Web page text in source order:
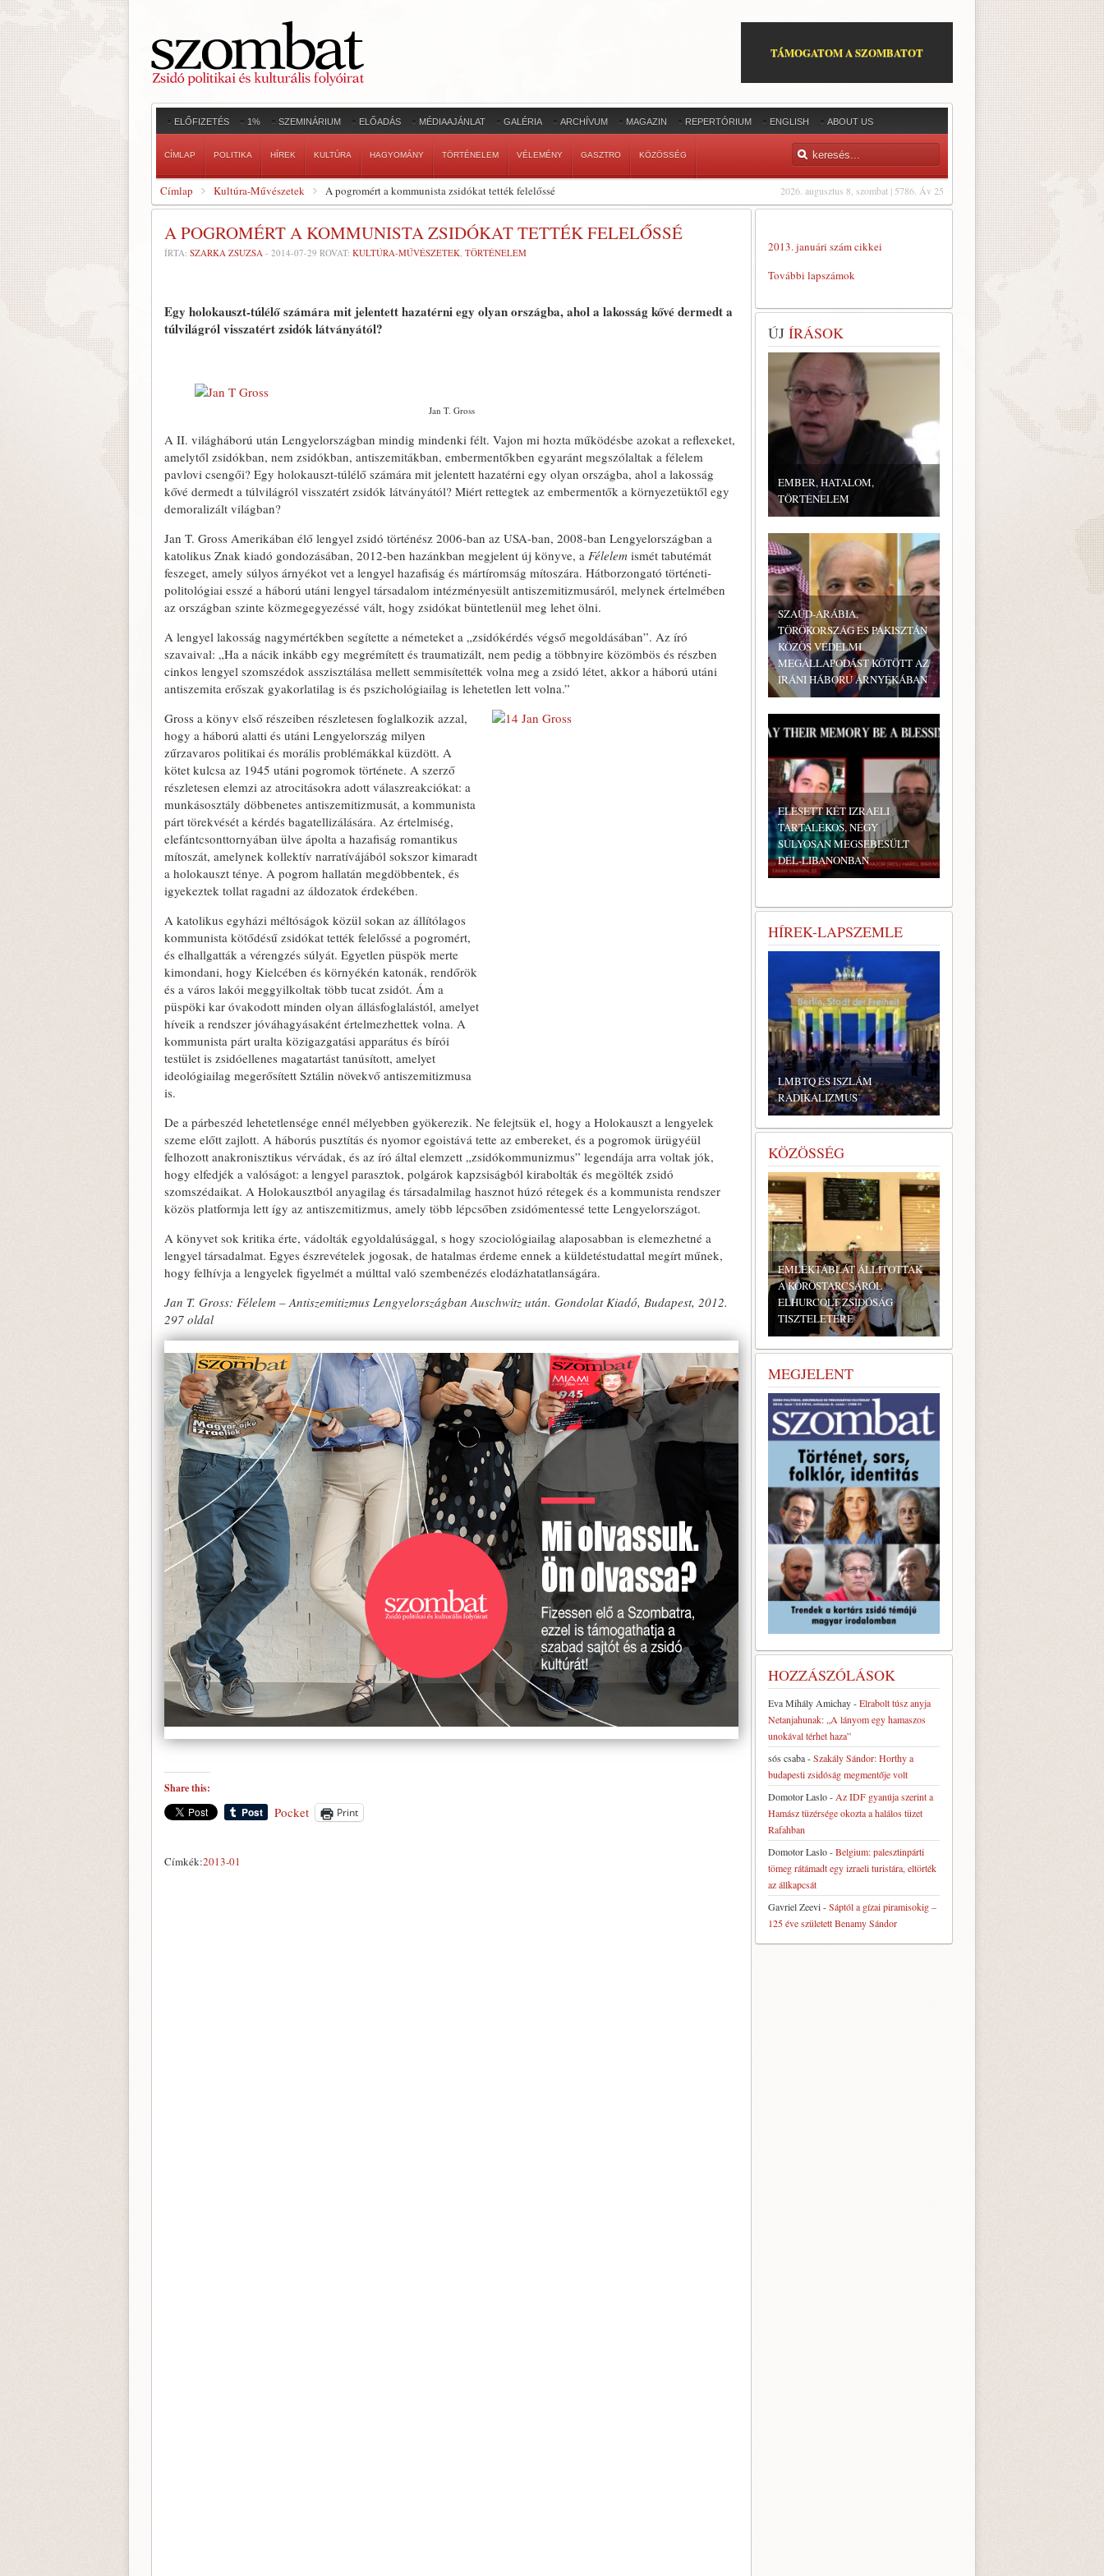
TÁMOGATOM A SZOMBATOT
ELŐFIZETÉS 1% SZEMINÁRIUM ELŐADÁS MÉDIAAJÁNLAT GALÉRIA ARCHÍVUM MAGAZIN REPERTÓRIUM ENGLISH ABOUT US
CÍMLAP POLITIKA HÍREK KULTÚRA HAGYOMÁNY TÖRTÉNELEM VÉLEMÉNY GASZTRO KÖZÖSSÉG
2026. augusztus 8, szombat | 5786. Áv 25
Címlap Kultúra-Művészetek A pogromért a kommunista zsidókat tették felelőssé
A POGROMÉRT A KOMMUNISTA ZSIDÓKAT TETTÉK FELELŐSSÉ
ÍRTA: SZARKA ZSUZSA - 2014-07-29 ROVAT: KULTÚRA-MŰVÉSZETEK, TÖRTÉNELEM
Egy holokauszt-túlélő számára mit jelentett hazatérni egy olyan országba, ahol a lakosság kővé dermedt a
túlvilágról visszatért zsidók látványától?
Jan T. Gross
A II. világháború után Lengyelországban mindig mindenki félt. Vajon mi hozta működésbe azokat a reflexeket,
amelytől zsidókban, nem zsidókban, antiszemitákban, embermentőkben egyaránt megszólaltak a félelem
pavlovi csengői? Egy holokauszt-túlélő számára mit jelentett hazatérni egy olyan országba, ahol a lakosság
kővé dermedt a túlvilágról visszatért zsidók látványától? Miért rettegtek az embermentők a környezetüktől egy
demoralizált világban?
Jan T. Gross Amerikában élő lengyel zsidó történész 2006-ban az USA-ban, 2008-ban Lengyelországban a
katolikus Znak kiadó gondozásában, 2012-ben hazánkban megjelent új könyve, a Félelem ismét tabutémát
feszeget, amely súlyos árnyékot vet a lengyel hazafiság és mártíromság mítoszára. Hátborzongató történeti-
politológiai esszé a háború utáni lengyel társadalom intézményesült antiszemitizmusáról, melynek értelmében
az országban szinte közmegegyezéssé vált, hogy zsidókat büntetlenül meg lehet ölni.
A lengyel lakosság nagymértékben segítette a németeket a „zsidókérdés végső megoldásában”. Az író
szavaival: „Ha a nácik inkább egy megrémített és traumatizált, nem pedig a többnyire közömbös és részben
cinkos lengyel szomszédok asszisztálása mellett semmisítették volna meg a zsidó létet, akkor a háború utáni
antiszemita erőszak gyakorlatilag is és pszichológiailag is lehetetlen lett volna.”
Gross a könyv első részeiben részletesen foglalkozik azzal,
hogy a háború alatti és utáni Lengyelország milyen
zűrzavaros politikai és morális problémákkal küzdött. A
kötet kulcsa az 1945 utáni pogromok története. A szerző
részletesen elemzi az atrocitásokra adott válaszreakciókat: a
munkásosztály döbbenetes antiszemitizmusát, a kommunista
párt törekvését a kérdés bagatellizálására. Az értelmiség,
elefántcsonttornyában ülve ápolta a hazafiság romantikus
mítoszát, amelynek kollektív narratívájából sokszor kimaradt
a holokauszt ténye. A pogrom hallatán megdöbbentek, és
igyekeztek tollat ragadni az áldozatok érdekében.
A katolikus egyházi méltóságok közül sokan az állítólagos
kommunista kötődésű zsidókat tették felelőssé a pogromért,
és elhallgatták a vérengzés súlyát. Egyetlen püspök merte
kimondani, hogy Kielcében és környékén katonák, rendőrök
és a város lakói meggyilkoltak több tucat zsidót. Ám a
püspöki kar óvakodott minden olyan állásfoglalástól, amelyet
híveik a rendszer jóváhagyásaként értelmezhettek volna. A
kommunista párt uralta közigazgatási apparátus és bírói
testület is zsidóellenes magatartást tanúsított, amelyet
ideológiailag megerősített Sztálin növekvő antiszemitizmusa
is.
De a párbeszéd lehetetlensége ennél mélyebben gyökerezik. Ne felejtsük el, hogy a Holokauszt a lengyelek
szeme előtt zajlott. A háborús pusztítás és nyomor egoistává tette az embereket, és a pogromok ürügyéül
felhozott anakronisztikus vérvádak, és az író által elemzett „zsidókommunizmus” legendája arra voltak jók,
hogy elfedjék a valóságot: a lengyel parasztok, polgárok kapzsiságból kirabolták és megölték zsidó
szomszédaikat. A Holokausztból anyagilag és társadalmilag hasznot húzó rétegek és a kommunista rendszer
közös platformja lett így az antiszemitizmus, amely több lépcsőben zsidómentessé tette Lengyelországot.
A könyvet sok kritika érte, vádolták egyoldalúsággal, s hogy szociológiailag alaposabban is elemezhetné a
lengyel társadalmat. Egyes észrevételek jogosak, de hatalmas érdeme ennek a küldetéstudattal megírt műnek,
hogy felhívja a lengyelek figyelmét a múlttal való szembenézés elodázhatatlanságára.
Jan T. Gross: Félelem – Antiszemitizmus Lengyelországban Auschwitz után. Gondolat Kiadó, Budapest, 2012.
297 oldal
Share this:
Pocket Print
Címkék:2013-01
2013. januári szám cikkei
További lapszámok
ÚJ ÍRÁSOK
EMBER, HATALOM,
TÖRTÉNELEM
SZAÚD-ARÁBIA,
TÖRÖKORSZÁG ÉS PAKISZTÁN
KÖZÖS VÉDELMI
MEGÁLLAPODÁST KÖTÖTT AZ
IRÁNI HÁBORÚ ÁRNYÉKÁBAN
ELESETT KÉT IZRAELI
TARTALÉKOS, NÉGY
SÚLYOSAN MEGSEBESÜLT
DÉL-LIBANONBAN
HÍREK-LAPSZEMLE
LMBTQ ÉS ISZLÁM
RADIKALIZMUS
KÖZÖSSÉG
EMLÉKTÁBLÁT ÁLLÍTOTTAK
A KÖRÖSTARCSÁRÓL
ELHURCOLT ZSIDÓSÁG
TISZTELETÉRE
MEGJELENT
HOZZÁSZÓLÁSOK
Eva Mihály Amichay-Elrabolt túsz anyja
Netanjahunak: „A lányom egy hamaszos
unokával térhet haza”
sós csaba-Szakály Sándor: Horthy a
budapesti zsidóság megmentője volt
Domotor Laslo- Az IDF gyanúja szerint a
Hamász tüzérsége okozta a halálos tüzet
Rafahban
Domotor Laslo-Belgium: palesztinpárti
tömeg rátámadt egy izraeli turistára, eltörték
az állkapcsát
Gavriel Zeevi-Sáptól a gízai piramisokig –
125 éve született Benamy Sándor